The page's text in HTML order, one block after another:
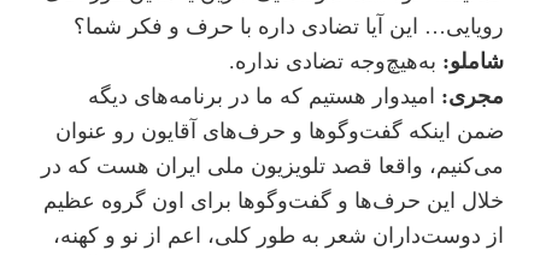
رویایی… این آیا تضادی داره با حرف و فکر شما؟
شاملو: به‌هیچ‌وجه تضادی نداره.
مجری: امیدوار هستیم که ما در برنامه‌های دیگه
ضمن اینکه گفت‌و‌گوها و حرف‌های آقایون رو عنوان
می‌کنیم، واقعا قصد تلویزیون ملی ایران هست که در
خلال این حرف‌ها و گفت‌و‌گوها برای اون گروه عظیم
از دوست‌داران شعر به طور کلی، اعم از نو و کهنه،